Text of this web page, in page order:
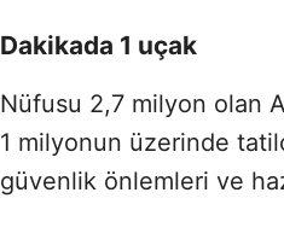
Dakikada 1 uçak
Nüfusu 2,7 milyon olan
1 milyonun üzerinde
güvenlik önlemleri ve